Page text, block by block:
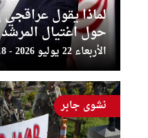
لماذا يقول عراقجي
حول اغتيال
الأربعاء 22 يوليو 2026 - 14:13:18
نشوى جابر